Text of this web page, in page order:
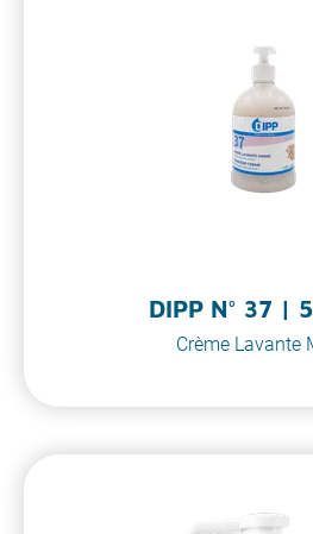
DIPP N° 37 |
Crème Lavante